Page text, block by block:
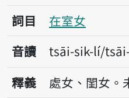
詞目
在室女
音讀
tsāi-sik-lí/
釋義
處女、閨女。